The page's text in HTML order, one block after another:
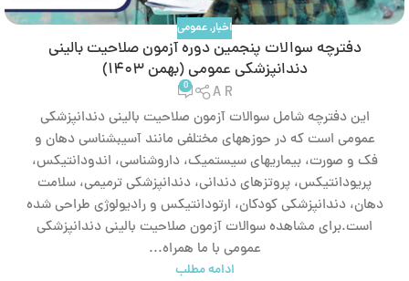
اخبار,عمومی
دفترچه سوالات پنجمین دوره آزمون صلاحیت بالینی
دندانپزشکی عمومی (بهمن ۱۴۰۳)
A R
0
این دفترچه شامل سوالات آزمون صلاحیت بالینی دندانپزشکی
عمومی است که در حوزههای مختلفی مانند آسیبشناسی دهان و
فک و صورت، بیماریهای سیستمیک، داروشناسی، اندودانتیکس،
پریودانتیکس، پروتزهای دندانی، دندانپزشکی ترمیمی، سلامت
دهان، دندانپزشکی کودکان، ارتودانتیکس و رادیولوژی طراحی شده
است.برای مشاهده سوالات آزمون صلاحیت بالینی دندانپزشکی
عمومی با ما همراه...
ادامه مطلب